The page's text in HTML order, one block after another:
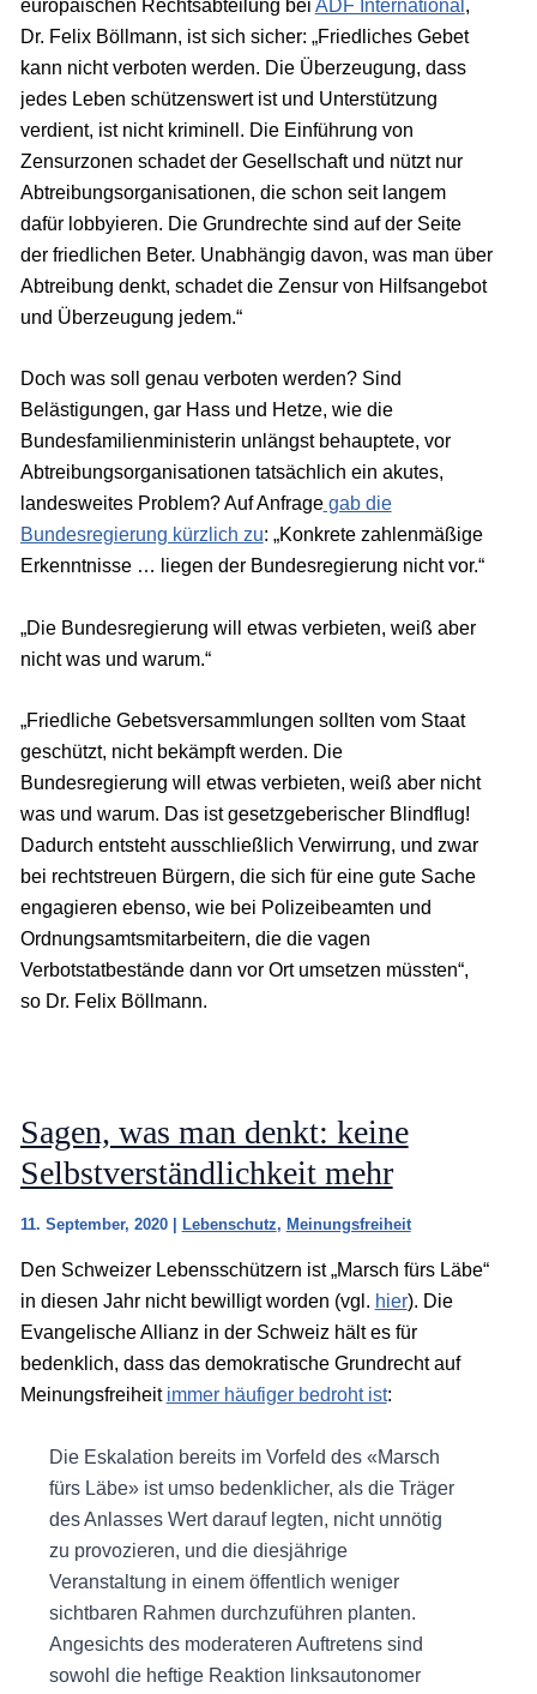
europäischen Rechtsabteilung bei ADF International ,
Dr. Felix Böllmann, ist sich sicher: „Friedliches Gebet
kann nicht verboten werden. Die Überzeugung, dass
jedes Leben schützenswert ist und Unterstützung
verdient, ist nicht kriminell. Die Einführung von
Zensurzonen schadet der Gesellschaft und nützt nur
Abtreibungsorganisationen, die schon seit langem
dafür lobbyieren. Die Grundrechte sind auf der Seite
der friedlichen Beter. Unabhängig davon, was man über
Abtreibung denkt, schadet die Zensur von Hilfsangebot
und Überzeugung jedem.“
Doch was soll genau verboten werden? Sind
Belästigungen, gar Hass und Hetze, wie die
Bundesfamilienministerin unlängst behauptete, vor
Abtreibungsorganisationen tatsächlich ein akutes,
landesweites Problem? Auf Anfragegab die
Bundesregierung kürzlich zu: „Konkrete zahlenmäßige
Erkenntnisse … liegen der Bundesregierung nicht vor.“
„Die Bundesregierung will etwas verbieten, weiß aber
nicht was und warum.“
„Friedliche Gebetsversammlungen sollten vom Staat
geschützt, nicht bekämpft werden. Die
Bundesregierung will etwas verbieten, weiß aber nicht
was und warum. Das ist gesetzgeberischer Blindflug!
Dadurch entsteht ausschließlich Verwirrung, und zwar
bei rechtstreuen Bürgern, die sich für eine gute Sache
engagieren ebenso, wie bei Polizeibeamten und
Ordnungsamtsmitarbeitern, die die vagen
Verbotstatbestände dann vor Ort umsetzen müssten“,
so Dr. Felix Böllmann.
Sagen, was man denkt: keine
Selbstverständlichkeit mehr
11. September, 2020 Lebenschutz, Meinungsfreiheit
Den Schweizer Lebensschützern ist „Marsch fürs Läbe“
in diesen Jahr nicht bewilligt worden (vgl. hier). Die
Evangelische Allianz in der Schweiz hält es für
bedenklich, dass das demokratische Grundrecht auf
Meinungsfreiheit immer häufiger bedroht ist:
Die Eskalation bereits im Vorfeld des «Marsch
fürs Läbe» ist umso bedenklicher, als die Träger
des Anlasses Wert darauf legten, nicht unnötig
zu provozieren, und die diesjährige
Veranstaltung in einem öffentlich weniger
sichtbaren Rahmen durchzuführen planten.
Angesichts des moderateren Auftretens sind
sowohl die heftige Reaktion linksautonomer